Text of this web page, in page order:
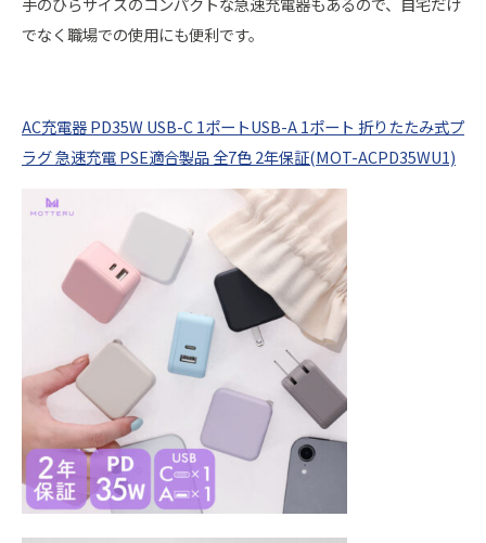
でなく職場での使用にも便利です。
AC充電器 PD35W USB-C 1ポートUSB-A 1ポート 折りたたみ式プ
ラグ 急速充電 PSE適合製品 全7色 2年保証(MOT-ACPD35WU1)